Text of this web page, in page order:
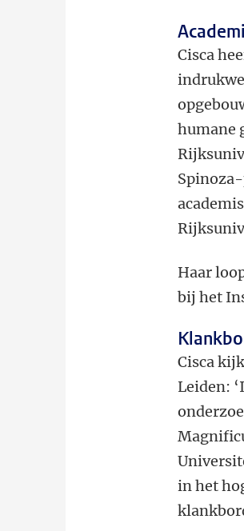
Cisca
humane
Haar
bij het
Cisca
Leiden:
in het